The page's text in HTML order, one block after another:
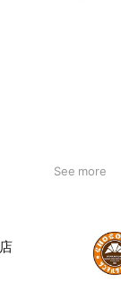
See more